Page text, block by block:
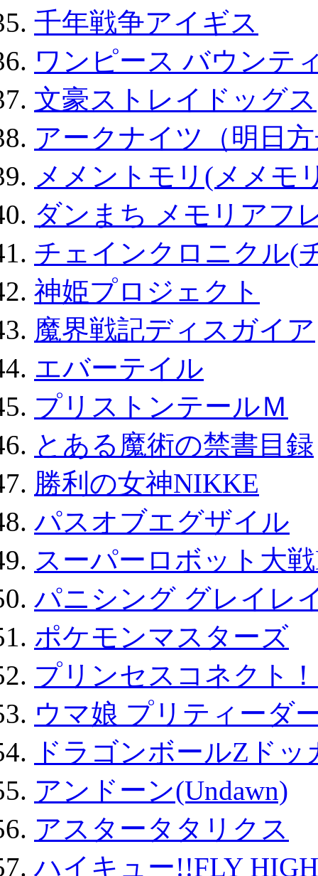
千年戦争アイギス
ワンピース バウンテ
文豪ストレイドッグス
アークナイツ（明日
メメントモリ(メメモ
ダンまち メモリアフ
チェインクロニクル(
神姫プロジェクト
魔界戦記ディスガイア
エバーテイル
プリストンテールＭ
とある魔術の禁書目録
勝利の女神NIKKE
パスオブエグザイル
スーパーロボット大
パニシング グレイレ
ポケモンマスターズ
プリンセスコネクト
ウマ娘 プリティーダ
ドラゴンボールZド
アンドーン(Undawn)
アスタータタリクス
ハイキュー!!FLY HIGH